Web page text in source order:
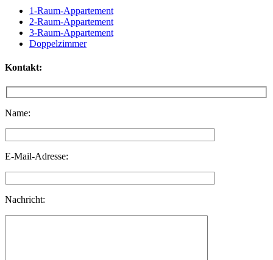
1-Raum-Appartement
2-Raum-Appartement
3-Raum-Appartement
Doppelzimmer
Kontakt:
Name:
E-Mail-Adresse:
Nachricht: